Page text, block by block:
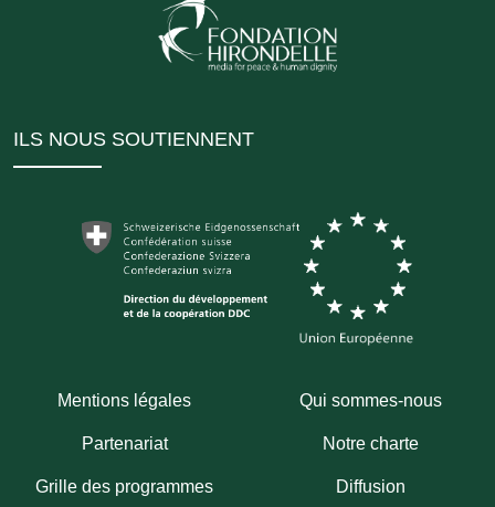
ILS NOUS SOUTIENNENT
Mentions légales Qui sommes-nous
Partenariat Notre charte
Grille des programmes Diffusion